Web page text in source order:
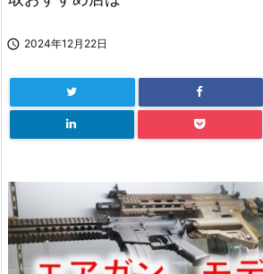
 2024年12月22日